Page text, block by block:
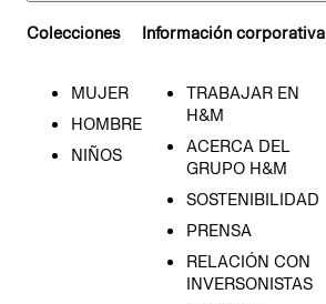
Colecciones
MUJER
HOMBRE
NIÑOS
Información corporativa
TRABAJAR EN
H&M
ACERCA DEL
GRUPO H&M
SOSTENIBILIDAD
PRENSA
RELACIÓN CON
INVERSONISTAS